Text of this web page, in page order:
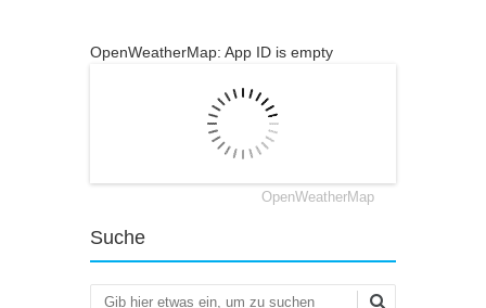
OpenWeatherMap: App ID is empty
OpenWeatherMap
Suche
Suchen